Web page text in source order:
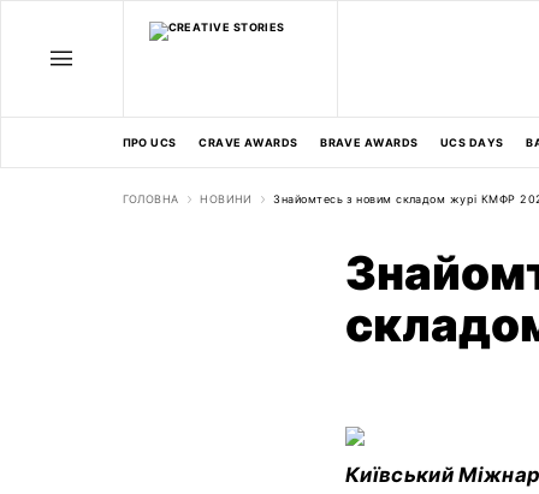
ПРО UCS CRAVE AWARDS BRAVE AWARDS UCS DAYS
ГОЛОВНА НОВИНИ Знайомтесь з новим складом журі КМФР
Київський